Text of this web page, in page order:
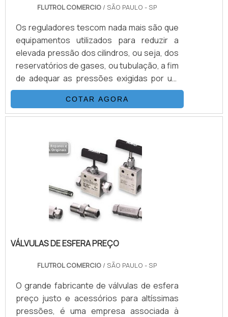
FLUTROL COMERCIO / SÃO PAULO - SP
Os reguladores tescom nada mais são que
equipamentos utilizados para reduzir a
elevada pressão dos cilindros, ou seja, dos
reservatórios de gases, ou tubulação, a fim
de adequar as pressões exigidas por um
determinado equipamento ou projeto.São
utensílios desenhados para que haja
compatibilidade somente com os gases
existência é trivial para o funcionamento
seguro e adequado do sistema ao qual o
regulador de pressão é
designado.VANTAGENS FUNDAMENTAIS EM
COTAR AGORA
VÁLVULAS DE ESFERA PREÇO
FLUTROL COMERCIO / SÃO PAULO - SP
O grande fabricante de válvulas de esfera
preço justo e acessórios para altíssimas
pressões, é uma empresa associada à